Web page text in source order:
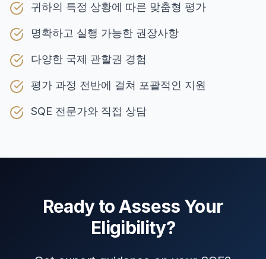
귀하의 특정 상황에 따른 맞춤형 평가
명확하고 실행 가능한 권장사항
다양한 국제 관할권 경험
평가 과정 전반에 걸쳐 포괄적인 지원
SQE 전문가와 직접 상담
Ready to Assess Your
Eligibility?